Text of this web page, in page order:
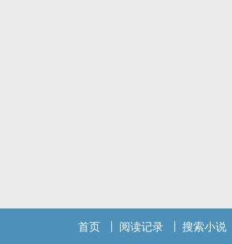
首页 阅读记录 搜索小说